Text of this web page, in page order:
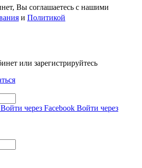
Вы соглашаетесь с нашими
и Политикой
или зарегистрируйтесь
Войти через Facebook Войти через